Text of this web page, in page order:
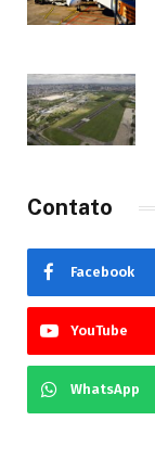
Contato
Facebook
YouTube
WhatsApp